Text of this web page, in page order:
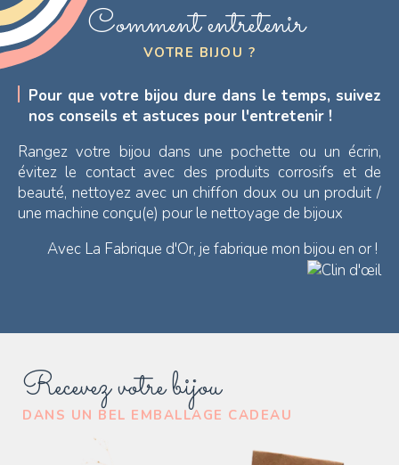
Recevez votre bijou
DANS UN BEL EMBALLAGE CADEAU
Comment entretenir
VOTRE BIJOU ?
Pour que votre bijou dure dans le temps, suivez
nos conseils et astuces pour l'entretenir !
Rangez votre bijou dans une pochette ou un écrin,
évitez le contact avec des produits corrosifs et de
beauté, nettoyez avec un chiffon doux ou un produit /
une machine conçu(e) pour le nettoyage de bijoux
Avec La Fabrique d'Or, je fabrique mon bijou en or !